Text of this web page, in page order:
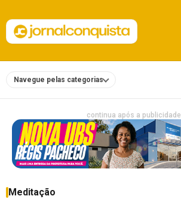
Navegue pelas categorias
continua após a publicidade
Meditação